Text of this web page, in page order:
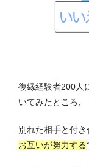
復縁経験者200人
いてみたところ、
別れた相手と付き
お互いが努力する